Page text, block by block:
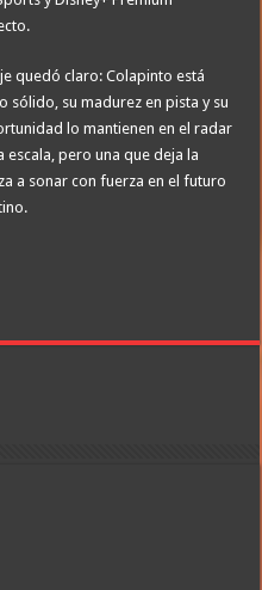
quedó claro: Colapinto está
sólido, su madurez en pista y su
lo mantienen en el radar
escala, pero una que deja la
a sonar con fuerza en el futuro